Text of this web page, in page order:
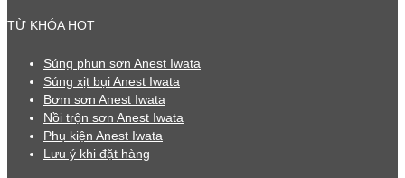
TỪ KHÓA HOT
Súng phun sơn Anest Iwata
Súng xịt bụi Anest Iwata
Bơm sơn Anest Iwata
Nồi trộn sơn Anest Iwata
Phụ kiện Anest Iwata
Lưu ý khi đặt hàng